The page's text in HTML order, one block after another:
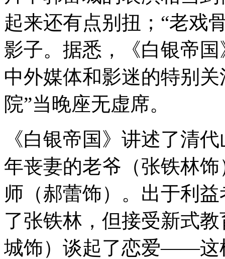
起来还有点别扭；“老戏
影子。据悉，《白银帝
中外媒体和影迷的特别
院”当晚座无虚席。
《白银帝国》讲述了清
年丧妻的老爷（张铁林
师（郝蕾饰）。出于利
了张铁林，但接受新式
城饰）谈起了恋爱——这